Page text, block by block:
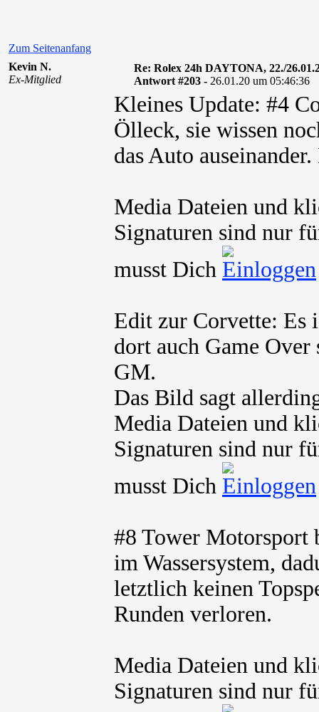
Zum Seitenanfang
Kevin N.
Ex-Mitglied
Re: Rolex 24h DAYTONA, 22./
Antwort #203 - 26.01.20 um 05:46:36
Kleines Update: #4
Ölleck, sie wissen
das Auto
Media Dateien und
Signaturen sind nur
musst Dich
Edit zur Corvette: Es
dort auch Game
GM.
Das Bild sagt
Media Dateien und
Signaturen sind nur
musst Dich
#8 Tower Motorsport
im Wassersystem,
letztlich keinen
Runden verloren.
Media Dateien und
Signaturen sind nur